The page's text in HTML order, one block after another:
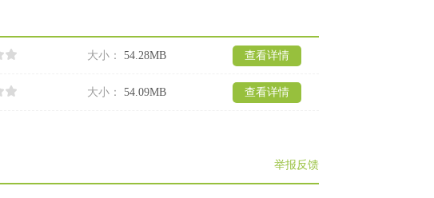
大小： 54.28MB 查看详情
大小： 54.09MB 查看详情
举报反馈